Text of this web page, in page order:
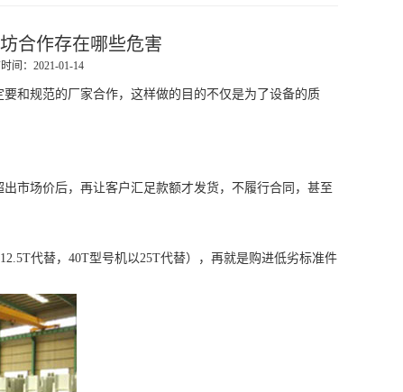
合作存在哪些危害
间：2021-01-14
和规范的厂家合作，这样做的目的不仅是为了设备的质
场价后，再让客户汇足款额才发货，不履行合同，甚至
代替，40T型号机以25T代替），再就是购进低劣标准件